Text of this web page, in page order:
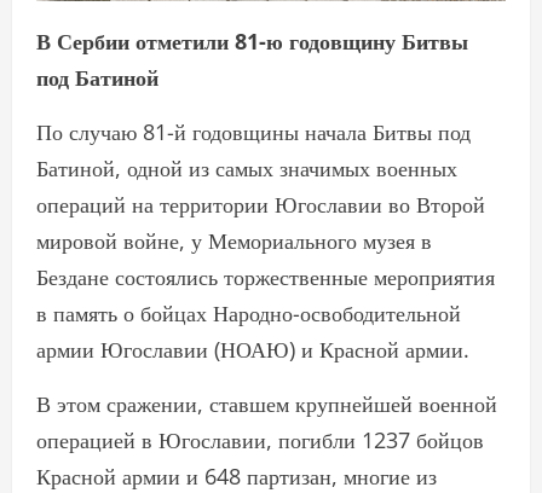
В Сербии отметили 81-ю годовщину Битвы
под Батиной
По случаю 81-й годовщины начала Битвы под
Батиной, одной из самых значимых военных
операций на территории Югославии во Второй
мировой войне, у Мемориального музея в
Бездане состоялись торжественные мероприятия
в память о бойцах Народно-освободительной
армии Югославии (НОАЮ) и Красной армии.
В этом сражении, ставшем крупнейшей военной
операцией в Югославии, погибли 1237 бойцов
Красной армии и 648 партизан, многие из